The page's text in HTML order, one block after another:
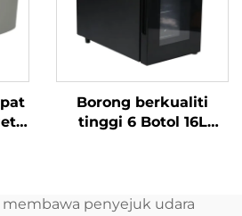
Borong berkualiti
tinggi 6 Botol 16L
penyejuk udara